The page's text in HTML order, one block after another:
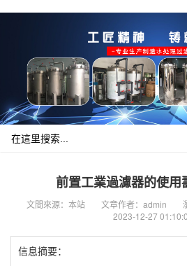
前置工業過濾器的使用
文間來源：本站 文章作者：admin
2023-12-27
信息摘要：